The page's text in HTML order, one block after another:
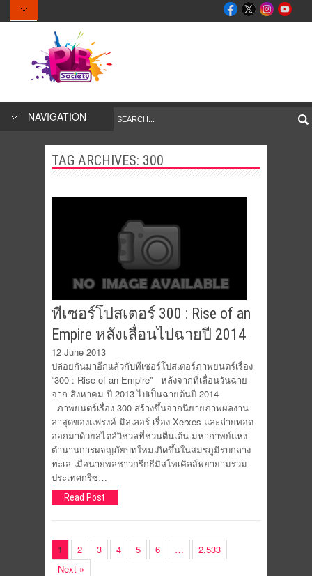
NAVIGATION
TAG ARCHIVES: 300
ทีเซอร์โปสเตอร์ 300 : Rise of an
Empire หลังเลื่อนไปฉายปี 2014
12 June 2013
ปล่อยกันมาอีกแล้วกับทีเซอร์โปสเตอร์ภาพยนตร์เรื่อง
“300 : Rise of an Empire” หลังจากที่เลื่อนวันฉาย
จาก สิงหาคม ปี 2013 ไปเป็นฉายต้นปี 2014
ภาพยนตร์เรื่อง 300 สร้างขึ้นจากนิยายภาพผลงาน
ล่าสุดของแฟรงค์ มิลเลอร์ เรื่อง Xerxes และถ่ายทอด
ออกมาด้วยสไตล์วิชวลที่ชวนตื่นเต้น มหากาพย์แห่ง
ตำนานการผจญภัยบทใหม่เกิดขึ้นในสมรภูมิรบกลาง
ทะเล เมื่อนายพลชาวกรีกธีมิสโทเคิลส์พยายามรวม
ประเทศกรีซ…
Read Post
1 2 3 4 5 6 …
2,533
Next »